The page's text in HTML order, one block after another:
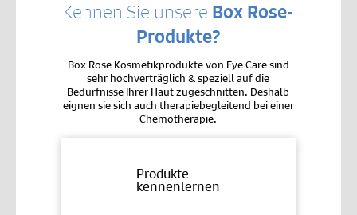
Kennen Sie unsere Box Rose-
Produkte?
Box Rose Kosmetikprodukte von Eye Care sind
sehr hochverträglich & speziell auf die
Bedürfnisse Ihrer Haut zugeschnitten. Deshalb
eignen sie sich auch therapiebegleitend bei einer
Chemotherapie.
Produkte
kennenlernen